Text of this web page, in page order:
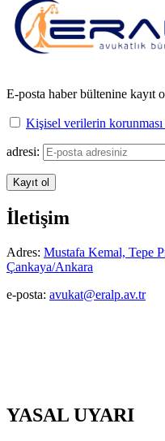
E-posta haber bültenine kayıt
Kişisel verilerin
adresi:
İletişim
Adres: Mustafa Kemal, Tepe
Çankaya/Ankara
e-posta: avukat@eralp.av.tr
YASAL UYARI